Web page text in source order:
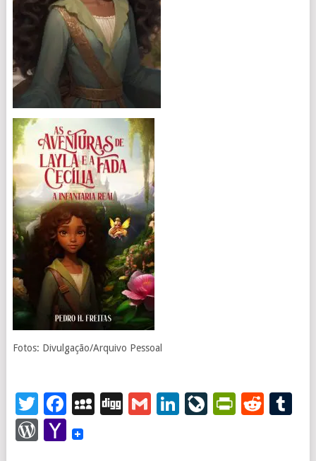
Fotos: Divulgação/Arquivo Pessoal
Twitter
Facebook
MySpace
DiggGmailLinkedIn
WordPress
Yahoo